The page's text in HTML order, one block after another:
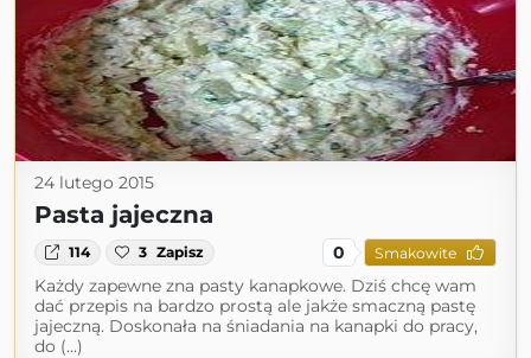
24 lutego 2015
Pasta jajeczna
114 3 Zapisz 0 Smakowite
Każdy zapewne zna pasty kanapkowe. Dziś chcę wam
dać przepis na bardzo prostą ale jakże smaczną pastę
jajeczną. Doskonała na śniadania na kanapki do pracy,
do (...)